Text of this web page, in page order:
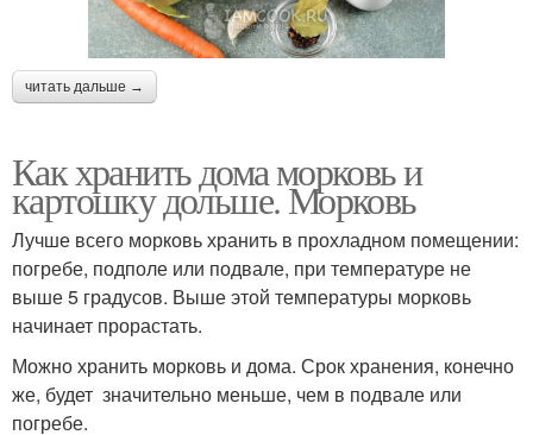
читать дальше →
Как хранить дома морковь и
картошку дольше. Морковь
Лучше всего морковь хранить в прохладном помещении:
погребе, подполе или подвале, при температуре не
выше 5 градусов. Выше этой температуры морковь
начинает прорастать.
Можно хранить морковь и дома. Срок хранения, конечно
же, будет значительно меньше, чем в подвале или
погребе.